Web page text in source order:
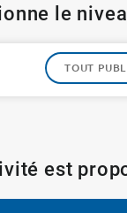
le
TOUT
est